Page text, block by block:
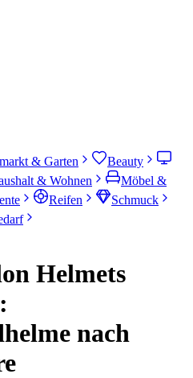
& Garten
Beauty
& Wohnen
Möbel &
Reifen
Schmuck
Helmets
nach